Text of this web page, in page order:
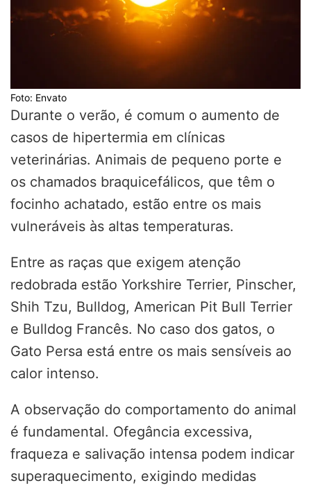
Foto: Envato
Durante o verão, é comum o aumento de
casos de hipertermia em clínicas
veterinárias. Animais de pequeno porte e
os chamados braquicefálicos, que têm o
focinho achatado, estão entre os mais
vulneráveis às altas temperaturas.
Entre as raças que exigem atenção
redobrada estão Yorkshire Terrier, Pinscher,
Shih Tzu, Bulldog, American Pit Bull Terrier
e Bulldog Francês. No caso dos gatos, o
Gato Persa está entre os mais sensíveis ao
calor intenso.
A observação do comportamento do animal
é fundamental. Ofegância excessiva,
fraqueza e salivação intensa podem indicar
superaquecimento, exigindo medidas